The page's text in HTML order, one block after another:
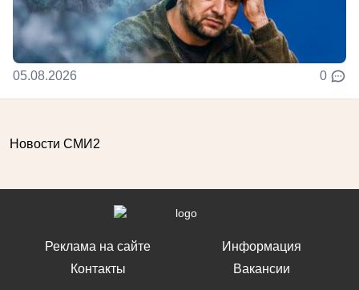
05.08.2026 0
Новости СМИ2
Реклама на сайте
Контакты
Информация
Вакансии